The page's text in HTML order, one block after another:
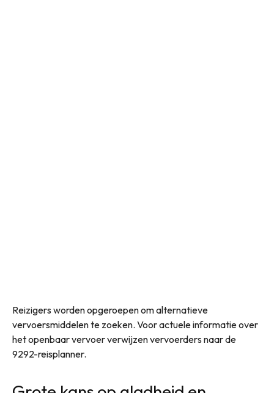
Reizigers worden opgeroepen om alternatieve
vervoersmiddelen te zoeken. Voor actuele informatie over
het openbaar vervoer verwijzen vervoerders naar de
9292-reisplanner.